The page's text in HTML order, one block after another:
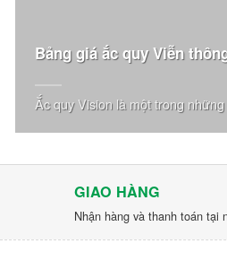
Bảng giá ắc quy Viễn
Ắc quy Vision là một trong
GIAO HÀNG
Nhận hàng và thanh toán tại